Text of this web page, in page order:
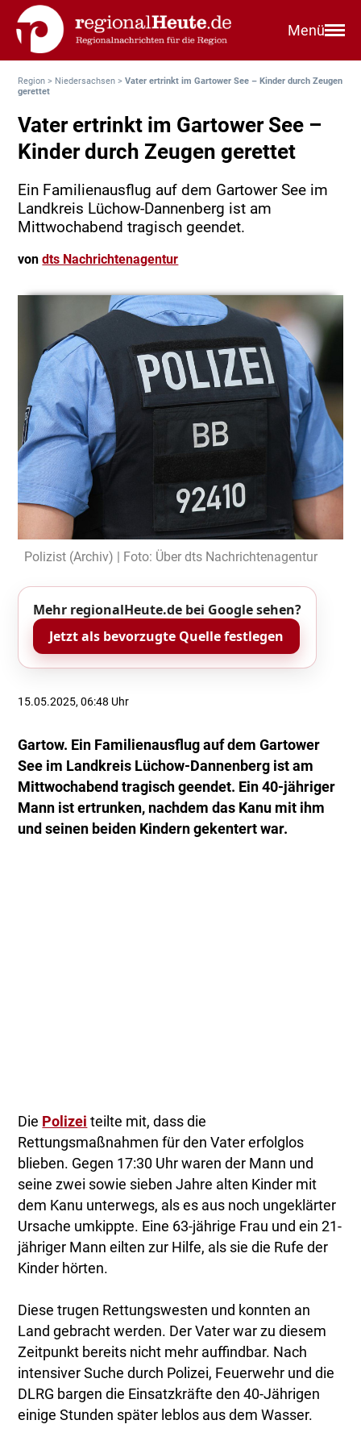
Menü
Region > Niedersachsen >Vater ertrinkt im Gartower See – Kinder durch Zeugen
gerettet
Vater ertrinkt im Gartower See –
Kinder durch Zeugen gerettet
Ein Familienausflug auf dem Gartower See im
Landkreis Lüchow-Dannenberg ist am
Mittwochabend tragisch geendet.
vondts Nachrichtenagentur
Polizist (Archiv) | Foto: Über dts Nachrichtenagentur
Mehr regionalHeute.de bei Google sehen?
Jetzt als bevorzugte Quelle festlegen
15.05.2025, 06:48 Uhr
Gartow. Ein Familienausflug auf dem Gartower
See im Landkreis Lüchow-Dannenberg ist am
Mittwochabend tragisch geendet. Ein 40-jähriger
Mann ist ertrunken, nachdem das Kanu mit ihm
und seinen beiden Kindern gekentert war.
Die Polizei teilte mit, dass die
Rettungsmaßnahmen für den Vater erfolglos
blieben. Gegen 17:30 Uhr waren der Mann und
seine zwei sowie sieben Jahre alten Kinder mit
dem Kanu unterwegs, als es aus noch ungeklärter
Ursache umkippte. Eine 63-jährige Frau und ein 21-
jähriger Mann eilten zur Hilfe, als sie die Rufe der
Kinder hörten.
Diese trugen Rettungswesten und konnten an
Land gebracht werden. Der Vater war zu diesem
Zeitpunkt bereits nicht mehr auffindbar. Nach
intensiver Suche durch Polizei, Feuerwehr und die
DLRG bargen die Einsatzkräfte den 40-Jährigen
einige Stunden später leblos aus dem Wasser.